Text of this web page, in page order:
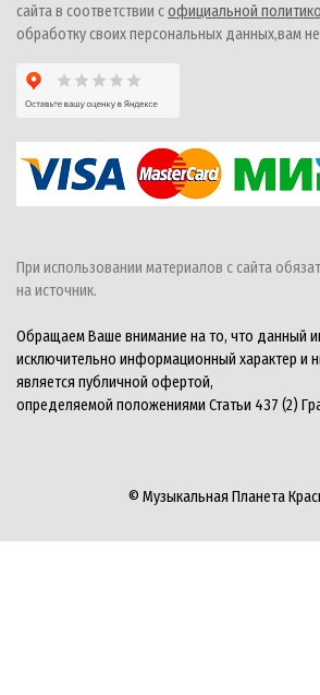
сайта в соответствии софициальной
обработку своих персональных данных,вам
При использовании материалов с сайта
на источник.
Обращаем Ваше внимание на то, что данный
исключительно информационный характер и
является публичной офертой,
определяемой положениями Статьи 437 (2)
© Музыкальная Планета